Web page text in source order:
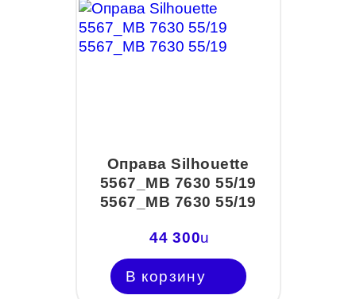
Оправа Silhouette
5567_MB 7630 55/19
5567_MB 7630 55/19
44 300u
В корзину